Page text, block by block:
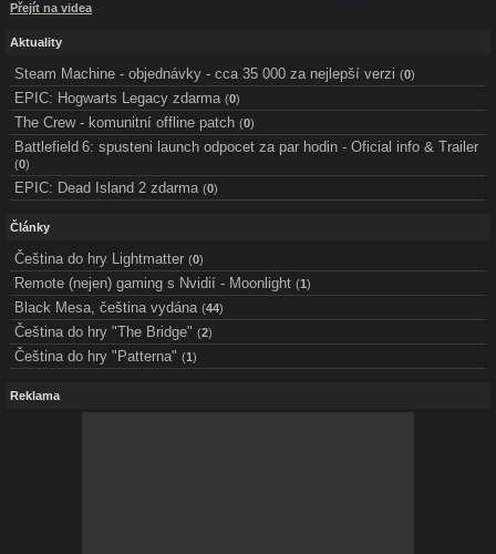
Přejít na videa
Aktuality
Steam Machine - objednávky - cca 35 000 za nejlepší verzi (0)
EPIC: Hogwarts Legacy zdarma (0)
The Crew - komunitní offline patch (0)
Battlefield 6: spusteni launch odpocet za par hodin - Oficial info & Trailer
(0)
EPIC: Dead Island 2 zdarma (0)
Články
Čeština do hry Lightmatter (0)
Remote (nejen) gaming s Nvidií - Moonlight (1 )
Black Mesa, čeština vydána (44)
Čeština do hry "The Bridge" (2)
Čeština do hry "Patterna" (1 )
Reklama